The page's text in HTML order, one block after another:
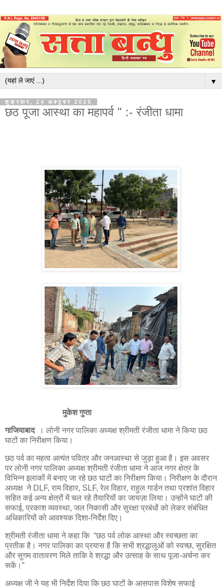
▼
शुक्रवार, 24 अक्टूबर 2025
छठ पूजा आस्था का महापर्व " :- रंजीता धामा
मुकेश गुप्ता
गाजियाबाद। लोनी नगर पालिका अध्यक्ष श्रीमती रंजीता धामा ने किया छठ
घाटों का निरीक्षण किया।
छठ पर्व का महत्व अत्यंत पवित्र और जनआस्था से जुड़ा हुआ है। इस अवसर
पर लोनी नगर पालिका अध्यक्ष श्रीमती रंजीता धामा ने आज नगर क्षेत्र के
विभिन्न इलाकों में बनाए जा रहे छठ घाटों का निरीक्षण किया। निरीक्षण के दौरान
अध्यक्ष ने DLF, राम विहार, SLF, रेल विहार, राहुल गार्डन तथा प्रशांत विहार
सहित कई अन्य क्षेत्रों में चल रहे तैयारियों का जायज़ा लिया। उन्होंने घाटों की
सफाई, प्रकाश व्यवस्था, जल निकासी और सुरक्षा प्रबंधों को लेकर संबंधित
अधिकारियों को आवश्यक दिशा-निर्देश दिए।
श्रीमती रंजीता धामा ने कहा कि “छठ पर्व लोक आस्था और स्वच्छता का
प्रतीक है। नगर पालिका का प्रयास है कि सभी श्रद्धालुओं को स्वच्छ, सुरक्षित
और सुगम वातावरण मिले ताकि वे श्रद्धा और उत्साह के साथ पूजा-अर्चना कर
सकें।”
अध्यक्ष जी ने यह भी निर्देश दिया कि छठ घाटों के आसपास विशेष सफाई